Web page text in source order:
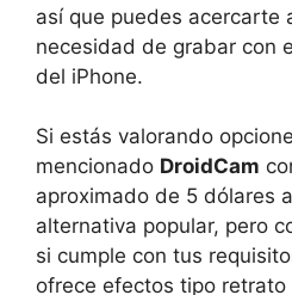
así que puedes acercarte
necesidad de grabar con
del iPhone.
Si estás valorando
mencionado DroidCam
aproximado de 5 dólares
alternativa popular, pero
si cumple con tus
ofrece efectos tipo retrato